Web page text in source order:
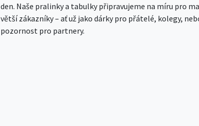
den. Naše pralinky a tabulky připravujeme na míru pro
větší zákazníky – ať už jako dárky pro přátelé, kolegy,
pozornost pro partnery.